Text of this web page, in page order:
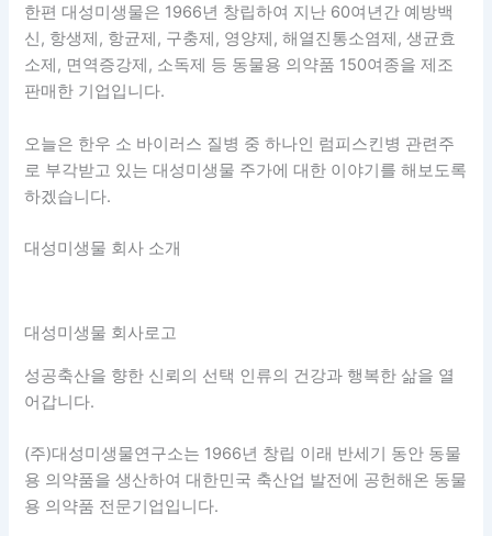
한편 대성미생물은 1966년 창립하여 지난 60여년간 예방백
신, 항생제, 항균제, 구충제, 영양제, 해열진통소염제, 생균효
소제, 면역증강제, 소독제 등 동물용 의약품 150여종을 제조
판매한 기업입니다.
오늘은 한우 소 바이러스 질병 중 하나인 럼피스킨병 관련주
로 부각받고 있는 대성미생물 주가에 대한 이야기를 해보도록
하겠습니다.
대성미생물 회사 소개
대성미생물 회사로고
성공축산을 향한 신뢰의 선택 인류의 건강과 행복한 삶을 열
어갑니다.
(주)대성미생물연구소는 1966년 창립 이래 반세기 동안 동물
용 의약품을 생산하여 대한민국 축산업 발전에 공헌해온 동물
용 의약품 전문기업입니다.